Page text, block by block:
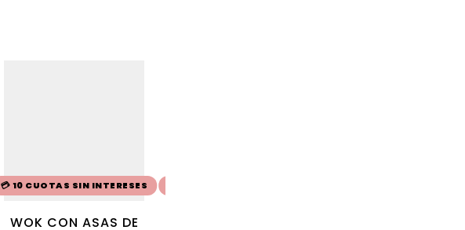
💳 10 CUOTAS SIN INTERESES
WOK CON ASAS DE